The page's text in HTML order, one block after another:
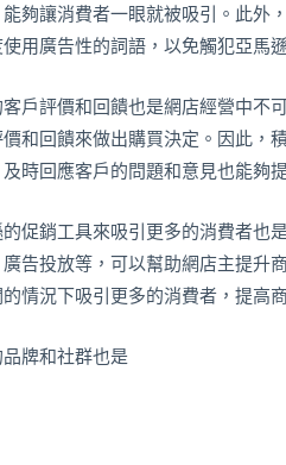
夠讓消費者一眼就被吸引。此外
用廣告性的詞語，以免觸犯亞馬
戶評價和回饋也是網店經營中不
和回饋來做出購買決定。因此，
時回應客戶的問題和意見也能夠
促銷工具來吸引更多的消費者也
告投放等，可以幫助網店主提升
情況下吸引更多的消費者，提高
牌和社群也是